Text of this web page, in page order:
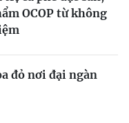
OCOP từ không
đỏ nơi đại ngàn